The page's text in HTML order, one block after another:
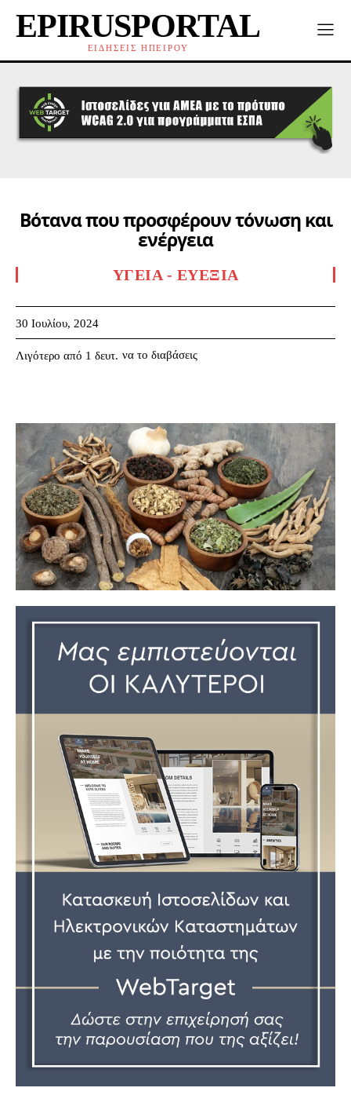
EPIRUSPORTAL
ΕΙΔΗΣΕΙΣ ΗΠΕΙΡΟΥ
Βότανα που προσφέρουν τόνωση και
ενέργεια
ΥΓΕΊΑ - ΕΥΕΞΊΑ
30 Ιουλίου, 2024
Λιγότερο από 1 δευτ. να το διαβάσεις